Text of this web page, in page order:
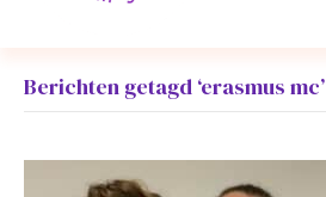
Berichten getagd ‘erasmus mc’